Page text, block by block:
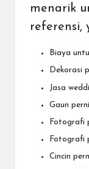
menarik
referensi,
Biaya
Dekorasi
Jasa
Gaun
Fotografi
Fotografi
Cincin